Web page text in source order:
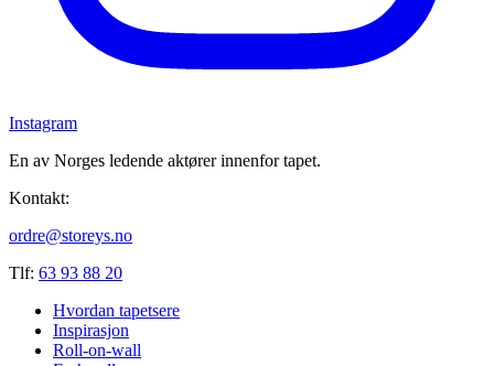
Instagram
En av Norges ledende aktører innenfor tapet.
Kontakt:
ordre@storeys.no
Tlf: 63 93 88 20
Hvordan tapetsere
Inspirasjon
Roll-on-wall